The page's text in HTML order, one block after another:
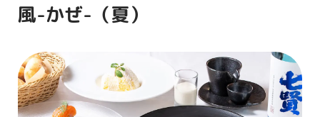
本日のパン
＜スープ＞
八ヶ岳牛乳と玉蜀黍の冷製ポタージュ
コンソメのジュレを浮かべて
風-かぜ-（夏）